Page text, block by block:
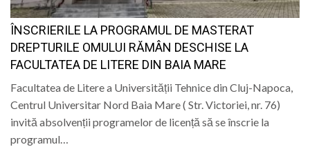
ÎNSCRIERILE LA PROGRAMUL DE MASTERAT
DREPTURILE OMULUI RĂMÂN DESCHISE LA
FACULTATEA DE LITERE DIN BAIA MARE
Facultatea de Litere a Universității Tehnice din Cluj-Napoca,
Centrul Universitar Nord Baia Mare ( Str. Victoriei, nr. 76)
invită absolvenții programelor de licență să se înscrie la
programul…